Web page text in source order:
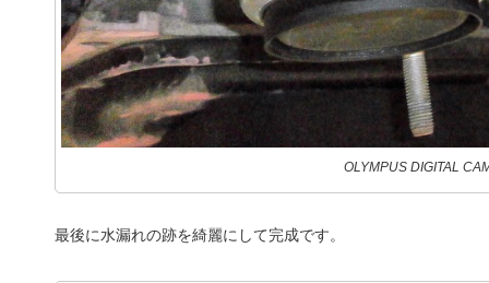
OLYMPUS DIGITAL
最後に水漏れの跡を綺麗にして完成です。